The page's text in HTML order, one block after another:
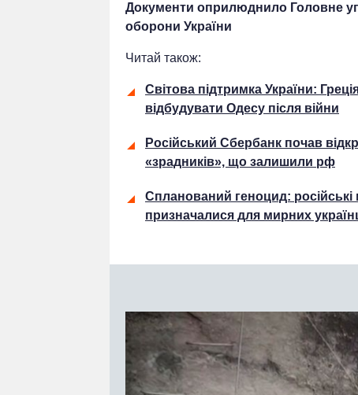
Документи оприлюднило Головне
оборони України
Читай також:
Світова підтримка України:
відбудувати Одесу після війни
Російський Сбербанк почав
«зрадників», що залишили рф
Спланований геноцид: російські
призначалися для мирних